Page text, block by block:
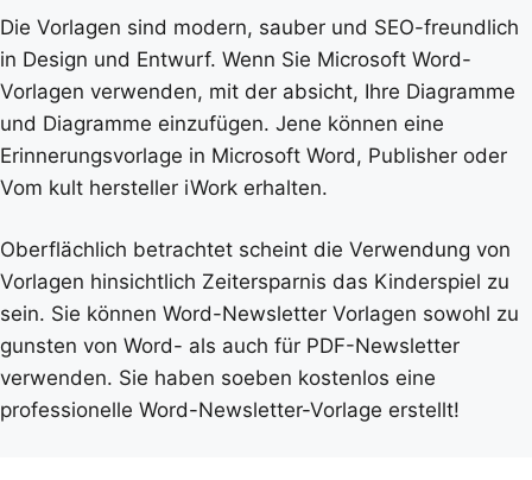
Die Vorlagen sind modern, sauber und SEO-freundlich
in Design und Entwurf. Wenn Sie Microsoft Word-
Vorlagen verwenden, mit der absicht, Ihre Diagramme
und Diagramme einzufügen. Jene können eine
Erinnerungsvorlage in Microsoft Word, Publisher oder
Vom kult hersteller iWork erhalten.
Oberflächlich betrachtet scheint die Verwendung von
Vorlagen hinsichtlich Zeitersparnis das Kinderspiel zu
sein. Sie können Word-Newsletter Vorlagen sowohl zu
gunsten von Word- als auch für PDF-Newsletter
verwenden. Sie haben soeben kostenlos eine
professionelle Word-Newsletter-Vorlage erstellt!